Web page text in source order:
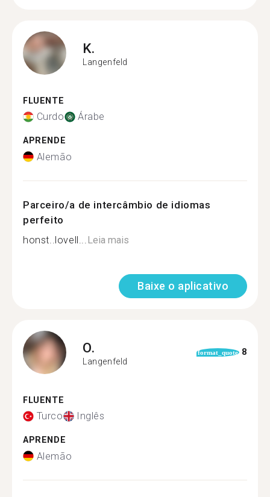
K.
Langenfeld
FLUENTE
Curdo Árabe
APRENDE
Alemão
Parceiro/a de intercâmbio de idiomas
perfeito
honst..lovell... Leia mais
Baixe o aplicativo
O.
Langenfeld
format_quote 8
FLUENTE
Turco Inglês
APRENDE
Alemão